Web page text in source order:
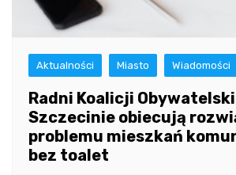
Aktualności Miasto Wiadomości
Radni Koalicji
Szczecinie obiecują
problemu mieszkań
bez toalet